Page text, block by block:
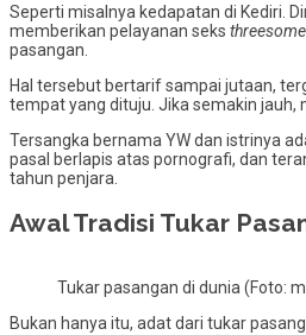
Seperti misalnya kedapatan di Kediri.
memberikan pelayanan seks threesome
pasangan.
Hal tersebut bertarif sampai jutaan,
tempat yang dituju. Jika semakin jauh,
Tersangka bernama YW dan istrinya
pasal berlapis atas pornografi, dan
tahun penjara.
Awal Tradisi Tukar
Tukar pasangan di dunia (Foto:
Bukan hanya itu, adat dari tukar